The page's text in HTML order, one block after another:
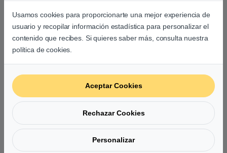
Optimizada para Intel
XMP y/o Intel XMP
Ready
Intel 600 Series
Intel 700 Series
Compatible con AMD
Ryzen
5600 MHz
40
DDR5-5600 288-pin
Usamos cookies para proporcionarte una mejor experiencia de
usuario y recopilar información estadística para personalizar el
contenido que recibes. Si quieres saber más, consulta nuestra
política de cookies.
Aceptar Cookies
Rechazar Cookies
Personalizar